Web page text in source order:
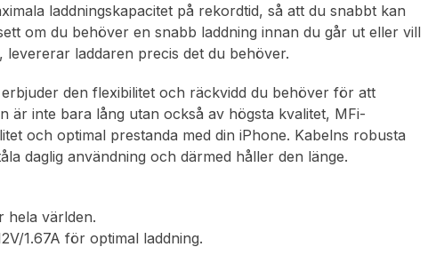
laddningskapacitet på rekordtid, så att du snabbt kan
om du behöver en snabb laddning innan du går ut eller vill
laddaren precis det du behöver.
den flexibilitet och räckvidd du behöver för att
är inte bara lång utan också av högsta kvalitet, MFi-
och optimal prestanda med din iPhone. Kabelns robusta
daglig användning och därmed håller den länge.
hela världen.
1.67A för optimal laddning.